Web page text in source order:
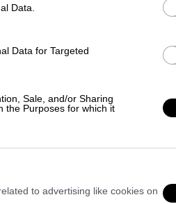
Data.
Data for Targeted
Sale, and/or Sharing
the Purposes for which it
to advertising like cookies on
ακόμα και τους
και ανατροπές.
στα πιο